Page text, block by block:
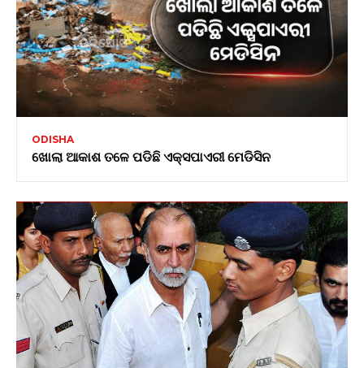
ODISHA
ଖୋଲା ଆକାଶ ତଳେ ପଡିଛି ଏକ୍ସପାଏରୀ ମେଡିସିନ